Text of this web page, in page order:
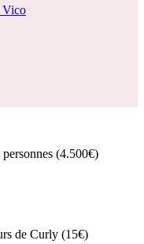
Vico
(4.500€)
de Curly (15€)